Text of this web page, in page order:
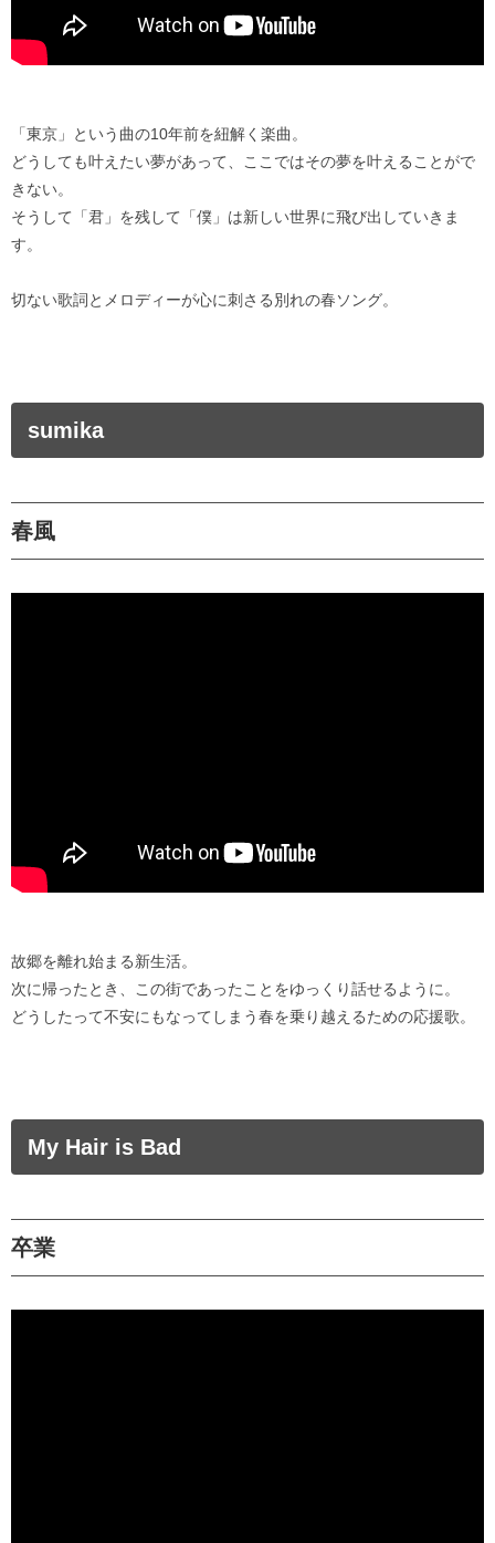
「東京」という曲の10年前を紐解く楽曲。
どうしても叶えたい夢があって、ここではその夢を叶えることがで
きない。
そうして「君」を残して「僕」は新しい世界に飛び出していきま
す。
切ない歌詞とメロディーが心に刺さる別れの春ソング。
sumika
春風
故郷を離れ始まる新生活。
次に帰ったとき、この街であったことをゆっくり話せるように。
どうしたって不安にもなってしまう春を乗り越えるための応援歌。
My Hair is Bad
卒業